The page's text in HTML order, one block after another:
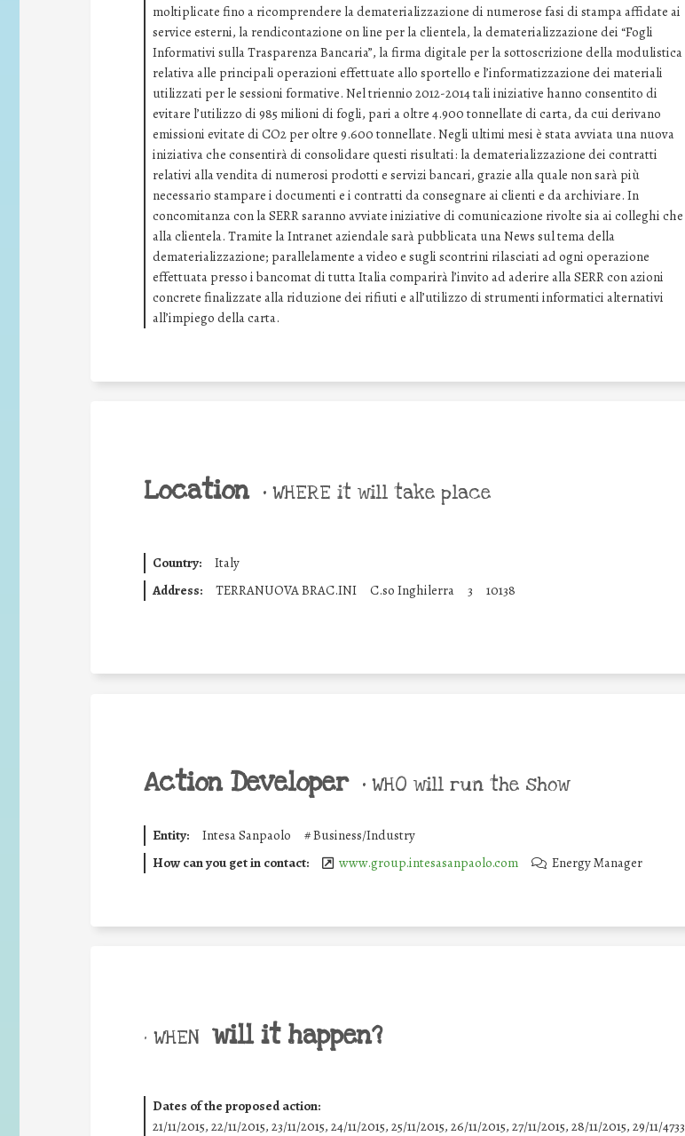
moltiplicate fino a ricomprendere la dematerializzazione di numerose fasi di stampa affidate ai
service esterni, la rendicontazione on line per la clientela, la dematerializzazione dei “Fogli
Informativi sulla Trasparenza Bancaria”, la firma digitale per la sottoscrizione della modulistica
relativa alle principali operazioni effettuate allo sportello e l’informatizzazione dei materiali
utilizzati per le sessioni formative. Nel triennio 2012-2014 tali iniziative hanno consentito di
evitare l’utilizzo di 985 milioni di fogli, pari a oltre 4.900 tonnellate di carta, da cui derivano
emissioni evitate di CO2 per oltre 9.600 tonnellate. Negli ultimi mesi è stata avviata una nuova
iniziativa che consentirà di consolidare questi risultati: la dematerializzazione dei contratti
relativi alla vendita di numerosi prodotti e servizi bancari, grazie alla quale non sarà più
necessario stampare i documenti e i contratti da consegnare ai clienti e da archiviare. In
concomitanza con la SERR saranno avviate iniziative di comunicazione rivolte sia ai colleghi che
alla clientela. Tramite la Intranet aziendale sarà pubblicata una News sul tema della
dematerializzazione; parallelamente a video e sugli scontrini rilasciati ad ogni operazione
effettuata presso i bancomat di tutta Italia comparirà l’invito ad aderire alla SERR con azioni
concrete finalizzate alla riduzione dei rifiuti e all’utilizzo di strumenti informatici alternativi
all’impiego della carta.
Location • WHERE it will take place
Country:
Italy
Address:
TERRANUOVA BRAC.INI C.so Inghilerra 3 10138
Action Developer • WHO will run the show
Entity: Intesa Sanpaolo #Business/Industry
How can you get in contact:
www.group.intesasanpaolo.com Energy Manager
• WHEN will it happen?
Dates of the proposed action:
21/11/2015, 22/11/2015, 23/11/2015, 24/11/2015, 25/11/2015, 26/11/2015, 27/11/2015, 28/11/2015, 29/11/4733